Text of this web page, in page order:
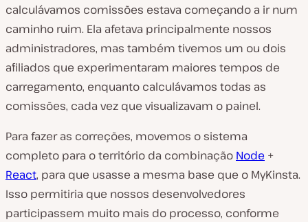
calculávamos comissões estava começando a ir num
caminho ruim. Ela afetava principalmente nossos
administradores, mas também tivemos um ou dois
afiliados que experimentaram maiores tempos de
carregamento, enquanto calculávamos todas as
comissões, cada vez que visualizavam o painel.
Para fazer as correções, movemos o sistema
completo para o território da combinação Node +
React, para que usasse a mesma base que o MyKinsta.
Isso permitiria que nossos desenvolvedores
participassem muito mais do processo, conforme